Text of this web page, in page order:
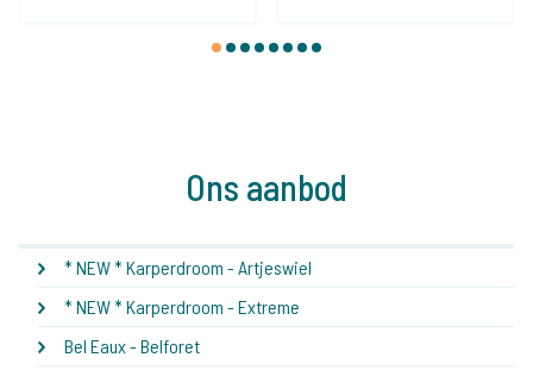
1 2 3 4 5 6 7 8
Ons aanbod
* NEW * Karperdroom - Artjeswiel
* NEW * Karperdroom - Extreme
Bel Eaux - Belforet